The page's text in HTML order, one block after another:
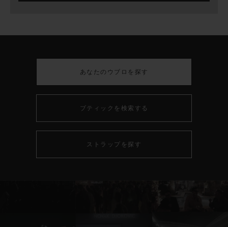
あなたのウブロを探す
ブティックを検索する
ストラップを探す